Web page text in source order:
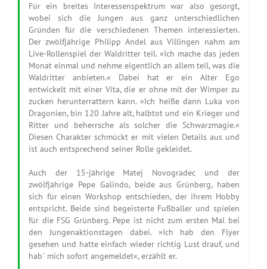
Für ein breites Interessenspektrum war also gesorgt,
wobei sich die Jungen aus ganz unterschiedlichen
Gründen für die verschiedenen Themen interessierten.
Der zwölfjährige Philipp Andel aus Villingen nahm am
Live-Rollenspiel der Waldritter teil. »Ich mache das jeden
Monat einmal und nehme eigentlich an allem teil, was die
Waldritter anbieten.« Dabei hat er ein Alter Ego
entwickelt mit einer Vita, die er ohne mit der Wimper zu
zucken herunterrattern kann. »Ich heiße dann Luka von
Dragonien, bin 120 Jahre alt, halbtot und ein Krieger und
Ritter und beherrsche als solcher die Schwarzmagie.«
Diesen Charakter schmückt er mit vielen Details aus und
ist auch entsprechend seiner Rolle gekleidet.
Auch der 15-jährige Matej Novogradec und der
zwölfjährige Pepe Galindo, beide aus Grünberg, haben
sich für einen Workshop entschieden, der ihrem Hobby
entspricht. Beide sind begeisterte Fußballer und spielen
für die FSG Grünberg. Pepe ist nicht zum ersten Mal bei
den Jungenaktionstagen dabei. »Ich hab den Flyer
gesehen und hatte einfach wieder richtig Lust drauf, und
hab` mich sofort angemeldet«, erzählt er.